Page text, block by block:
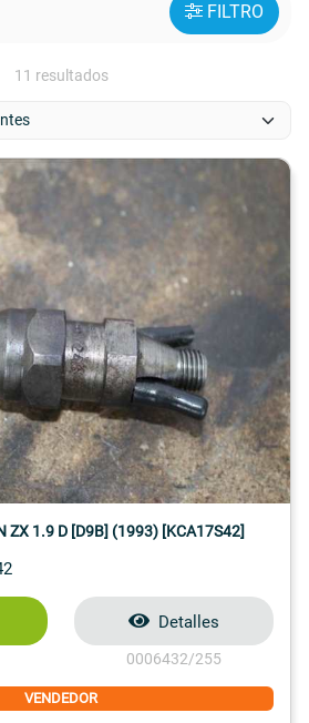
FILTRO
11 resultados
ZX 1.9 D [D9B] (1993) [KCA17S42]
Detalles
0006432/255
VENDEDOR